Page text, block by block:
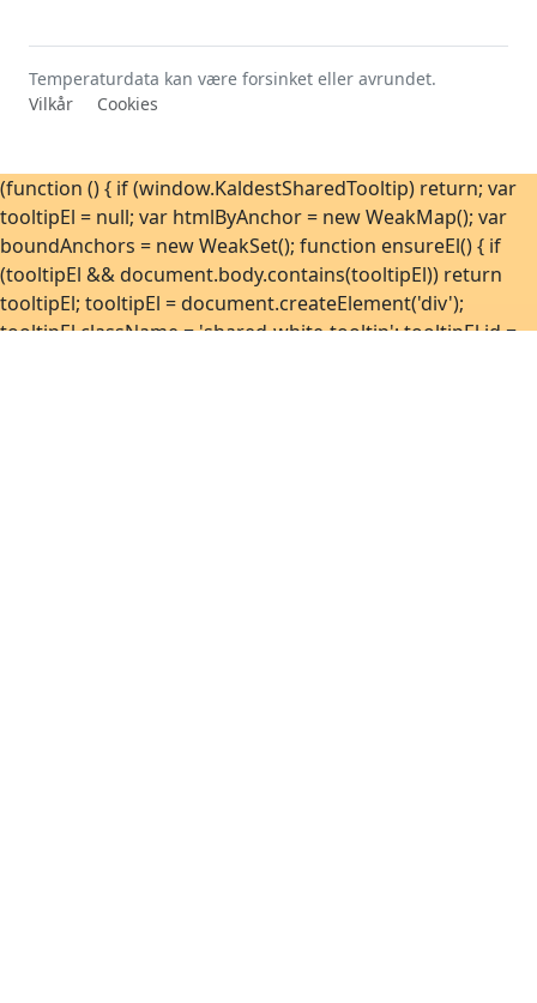
Temperaturdata kan være forsinket eller avrundet.
Vilkår
Cookies
(function () { if (window.KaldestSharedTooltip) return; var
tooltipEl = null; var htmlByAnchor = new WeakMap(); var
boundAnchors = new WeakSet(); function ensureEl() { if
(tooltipEl && document.body.contains(tooltipEl)) return
tooltipEl; tooltipEl = document.createElement('div');
tooltipEl.className = 'shared-white-tooltip'; tooltipEl.id =